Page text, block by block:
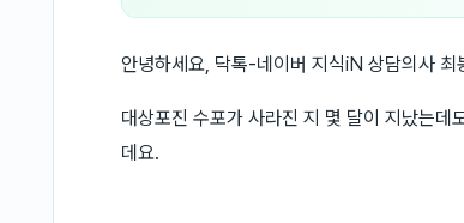
안녕하세요, 닥톡-네이버 지식iN 상담의사 최
대상포진 수포가 사라진 지 몇 달이 지났는데
데요.